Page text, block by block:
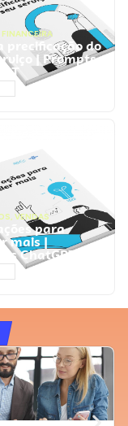
a precificação do
| Prompts
, VENDAS
para
mais |
ChatGPT